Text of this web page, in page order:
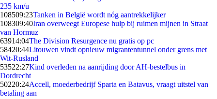
235 km/u
108509:23Tanken in België wordt nóg aantrekkelijker
108309:40Iran overweegt Europese hulp bij ruimen mijnen in Straat
van Hormuz
63914:04The Division Resurgence nu gratis op pc
58420:44Litouwen vindt opnieuw migrantentunnel onder grens met
Wit-Rusland
53522:27Kind overleden na aanrijding door AH-bestelbus in
Dordrecht
50220:24Accell, moederbedrijf Sparta en Batavus, vraagt uitstel van
betaling aan